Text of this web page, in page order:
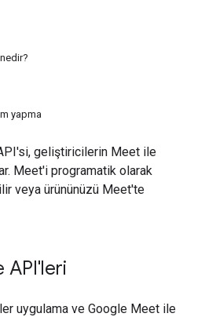
yapma
geliştiricilerin Meet ile
Meet'i programatik olarak
veya ürününüzü Meet'te
API'leri
uygulama ve Google Meet ile